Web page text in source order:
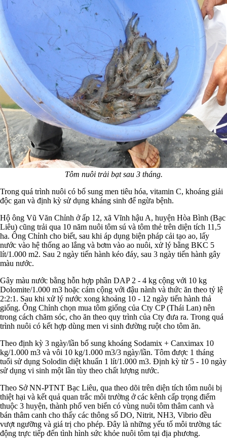
Tôm nuôi trải bạt sau 3 tháng.
Trong quá trình nuôi có bổ sung men tiêu hóa, vitamin C, khoáng giải
độc gan và định kỳ sử dụng kháng sinh để ngừa bệnh.
Hộ ông Vũ Văn Chỉnh ở ấp 12, xã Vĩnh hậu A, huyện Hòa Bình (Bạc
Liêu) cũng trải qua 10 năm nuôi tôm sú và tôm thẻ trên diện tích 11,5
ha. Ông Chỉnh cho biết, sau khi áp dụng biện pháp cải tạo ao, lấy
nước vào hệ thống ao lắng và bơm vào ao nuôi, xử lý bằng BKC 5
lít/1.000 m2. Sau 2 ngày tiến hành kéo đáy, sau 3 ngày tiến hành gây
màu nước.
Gây màu nước bằng hỗn hợp phân DAP 2 - 4 kg cộng với 10 kg
Dolomite/1.000 m3 hoặc cám cộng với đậu nành và thức ăn theo tỷ lệ
2:2:1. Sau khi xử lý nước xong khoảng 10 - 12 ngày tiến hành thả
giống. Ông Chỉnh chọn mua tôm giống của Cty CP (Thái Lan) nên
trong cách chăm sóc, cho ăn theo quy trình của Cty đưa ra. Trong quá
trình nuôi có kết hợp dùng men vi sinh đường ruột cho tôm ăn.
Theo định kỳ 3 ngày/lần bổ sung khoáng Sodamix + Canximax 10
kg/1.000 m3 và vôi 10 kg/1.000 m3/3 ngày/lần. Tôm được 1 tháng
tuổi sử dụng Solodin diệt khuẩn 1 lít/1.000 m3. Định kỳ từ 5 - 10 ngày
sử dụng vi sinh một lần tùy theo chất lượng nước.
Theo Sở NN-PTNT Bạc Liêu, qua theo dõi trên diện tích tôm nuôi bị
thiệt hại và kết quả quan trắc môi trường ở các kênh cấp trọng điểm
thuộc 3 huyện, thành phố ven biển có vùng nuôi tôm thâm canh và
bán thâm canh cho thấy các thông số DO, Nitrit, NH3, Vibrio đều
vượt ngưỡng và giá trị cho phép. Đây là những yếu tố môi trường tác
động trực tiếp đến tình hình sức khỏe nuôi tôm tại địa phương.